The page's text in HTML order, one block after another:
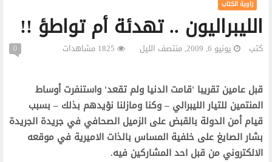
الليبراليون .. تهدئة أم تواطؤ !!
زاوية الكتاب
كتب يونيو 6, 2009, منتصف الليل 0
قبل عامين تقريبا 'قامت الدنيا ولم تقعد' واستنفرت أوساط
المنتمين للتيار الليبرالي – وكنا ومازلنا نؤيدهم بذلك – بسبب
قيام أمن الدولة بالقبض على الزميل الصحافي في جريدة الجريدة
بشار الصايغ على خلفية المساس بالذات الاميرية في موقعه
الالكتروني من قبل احد المشاركين فيه.